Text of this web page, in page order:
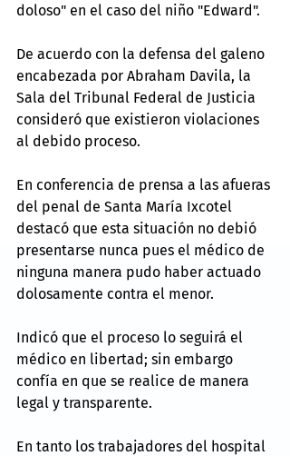
doloso" en el caso del niño "Edward".
De acuerdo con la defensa del galeno
encabezada por Abraham Davila, la
Sala del Tribunal Federal de Justicia
consideró que existieron violaciones
al debido proceso.
En conferencia de prensa a las afueras
del penal de Santa María Ixcotel
destacó que esta situación no debió
presentarse nunca pues el médico de
ninguna manera pudo haber actuado
dolosamente contra el menor.
Indicó que el proceso lo seguirá el
médico en libertad; sin embargo
confía en que se realice de manera
legal y transparente.
En tanto los trabajadores del hospital